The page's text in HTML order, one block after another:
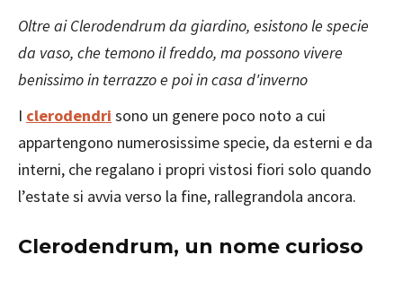
Oltre ai Clerodendrum da giardino, esistono le specie
da vaso, che temono il freddo, ma possono vivere
benissimo in terrazzo e poi in casa d'inverno
I clerodendri sono un genere poco noto a cui
appartengono numerosissime specie, da esterni e da
interni, che regalano i propri vistosi fiori solo quando
l’estate si avvia verso la fine, rallegrandola ancora.
Clerodendrum, un nome curioso